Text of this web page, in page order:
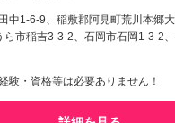
中1-6-9、稲敷郡阿見町荒川本郷
ら市稲吉3-3-2、石岡市石岡1-3-2
験・資格等は必要ありません！